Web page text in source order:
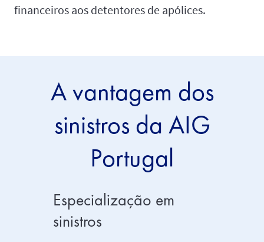
financeiros aos detentores de apólices.
A vantagem dos
sinistros da AIG
Portugal
Especialização em
sinistros